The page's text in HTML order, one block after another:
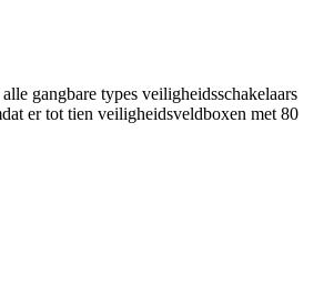
gangbare types veiligheidsschakelaars
er tot tien veiligheidsveldboxen met 80